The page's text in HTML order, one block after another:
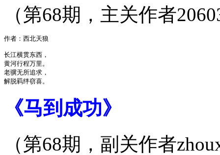
（第68期，主关作者
作者：西北天狼
长江横贯东西，
黄河行程万里。
老骥无所追求，
《马到成功》
（第68期，副关作者